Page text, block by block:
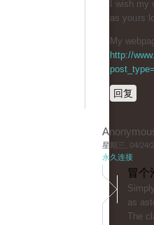
I wiѕh
as yoᥙrs
My
http://
回复
星期三, 04/24/
永久连接
冒个
as
The